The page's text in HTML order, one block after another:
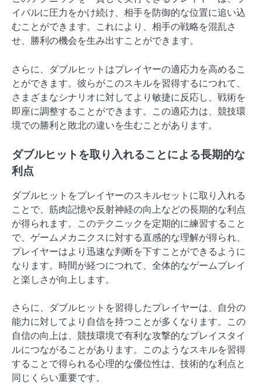
イバルに圧力をかけ続け、相手を防御的な位置に追い込
むことができます。これにより、相手の戦略を混乱さ
せ、勝利の機会を生み出すことができます。
さらに、ダブルヒットはプレイヤーの適応力を高めるこ
とができます。彼らがこのスキルを習得するにつれて、
さまざまなシナリオに対してより敏捷に反応し、戦術を
即座に調整することができます。この適応力は、競技環
境での勝利と敗北の違いを生むことがあります。
ダブルヒットを取り入れることによる長期的な
利点
ダブルヒットをプレイヤーのスキルセットに取り入れる
ことで、筋肉記憶や反射神経の向上などの長期的な利点
が得られます。このテクニックを定期的に練習すること
で、ゲームメカニクスに対する直感的な理解が得られ、
プレイヤーはより迅速な判断を下すことができるように
なります。時間が経つにつれて、全体的なゲームプレイ
と楽しさが向上します。
さらに、ダブルヒットを習得したプレイヤーは、自分の
能力に対してより自信を持つことが多くなります。この
自信の向上は、競技環境で有利な攻撃的なプレイスタイ
ルにつながることがあります。このようなスキルを習得
することで得られる心理的な優位性は、技術的な利点と
同じくらい重要です。